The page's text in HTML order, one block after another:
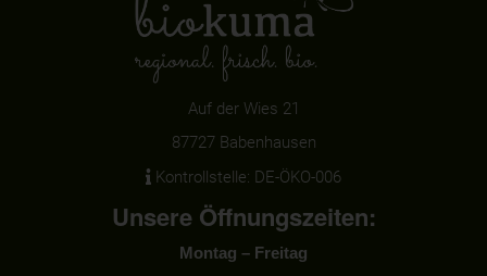
Auf der Wies 21
87727 Babenhausen
Kontrollstelle: DE-ÖKO-006
Unsere Öffnungszeiten:
Montag – Freitag